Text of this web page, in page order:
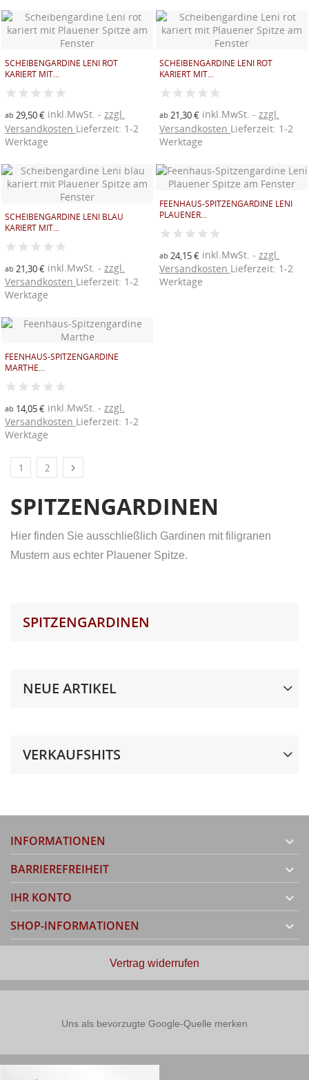
SPITZENGARDINEN
NEUE ARTIKEL
VERKAUFSHITS
SCHEIBENGARDINE LENI ROT
KARIERT MIT...
ab 29,50 € inkl.MwSt.
zzgl.
Versandkosten Lieferzeit: 1-2
Werktage
SCHEIBENGARDINE LENI ROT
KARIERT MIT...
ab 21,30 € inkl.MwSt.
zzgl.
Versandkosten Lieferzeit: 1-2
Werktage
SCHEIBENGARDINE LENI BLAU
KARIERT MIT...
ab 21,30 € inkl.MwSt.
zzgl.
Versandkosten Lieferzeit: 1-2
Werktage
FEENHAUS-SPITZENGARDINE LENI
PLAUENER...
ab 24,15 € inkl.MwSt.
zzgl.
Versandkosten Lieferzeit: 1-2
Werktage
FEENHAUS-SPITZENGARDINE
MARTHE...
ab 14,05 € inkl.MwSt.
zzgl.
Versandkosten Lieferzeit: 1-2
Werktage
1 2 
SPITZENGARDINEN
Hier finden Sie ausschließlich Gardinen mit filigranen
Mustern aus echter Plauener Spitze.
INFORMATIONEN 
BARRIEREFREIHEIT 
IHR KONTO 
SHOP-INFORMATIONEN 
AUF MEINE WUNSCHLISTE
Neue Liste anlegen
((MODALTITLE))
((confirmMessage))
((TITLE))
((createText))
ANMELDEN
Wunschliste hinzufügen zu können.
((loginText))
Vertrag widerrufen
Uns als bevorzugte Google-Quelle merken